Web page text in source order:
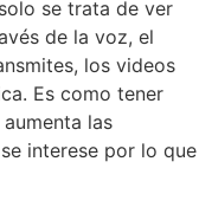
se trata de ver
de la voz, el
los videos
Es como tener
las
interese por lo que